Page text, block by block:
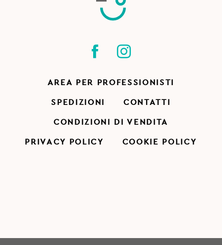
AREA PER PROFESSIONISTI
SPEDIZIONI CONTATTI
CONDIZIONI DI VENDITA
PRIVACY POLICY COOKIE POLICY